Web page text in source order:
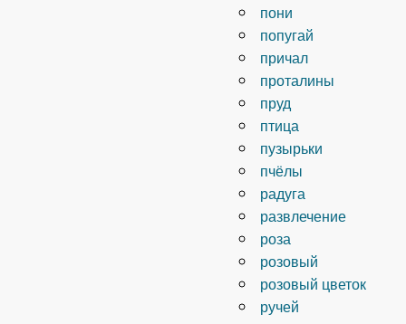
пони
попугай
причал
проталины
пруд
птица
пузырьки
пчёлы
радуга
развлечение
роза
розовый
розовый цветок
ручей